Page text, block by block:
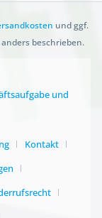
und ggf.
beschrieben.
und
Kontakt